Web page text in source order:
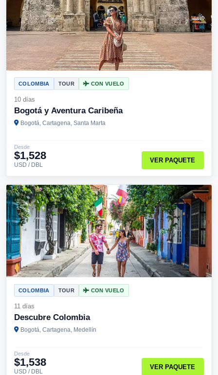
COLOMBIA TOUR CON VUELO
10 días
Bogotá y Aventura Caribeña
Bogotá, Cartagena, Santa Marta
Desde
$1,528
USD / DBL
VER PAQUETE
COLOMBIA TOUR CON VUELO
11 días
Descubre Colombia
Bogotá, Cartagena, Medellín
Desde
$1,538
USD / DBL
VER PAQUETE